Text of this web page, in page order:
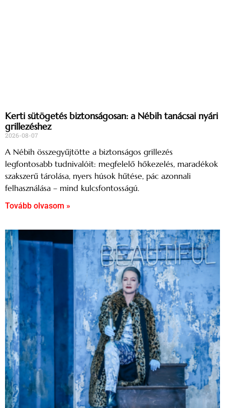
Kerti sütögetés biztonságosan: a Nébih tanácsai nyári
grillezéshez
2026-08-07
A Nébih összegyűjtötte a biztonságos grillezés
legfontosabb tudnivalóit: megfelelő hőkezelés, maradékok
szakszerű tárolása, nyers húsok hűtése, pác azonnali
felhasználása – mind kulcsfontosságú.
Tovább olvasom »